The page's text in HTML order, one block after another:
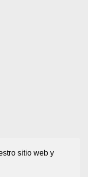
sitio web y